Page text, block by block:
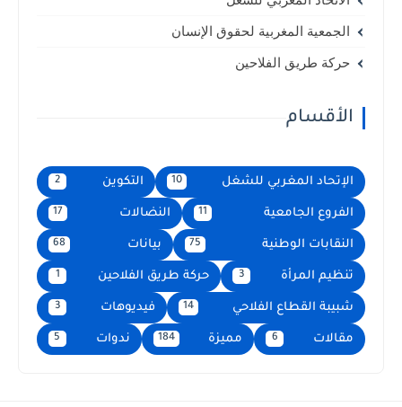
الجمعية المغربية لحقوق الإنسان
حركة طريق الفلاحين
الأقسام
الإتحاد المغربي للشغل 10 التكوين
الفروع الجامعية 11 النضالات 17
النقابات الوطنية 75 بيانات 68
تنظيم المرأة حركة طريق الفلاحين
شبيبة القطاع الفلاحي 14 فيديوهات
مقالات مميزة 184 ندوات